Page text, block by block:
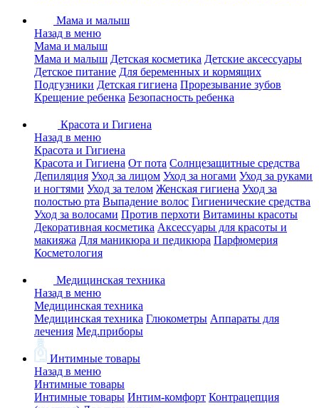
Мама и малыш
Назад в меню
Мама и малыш
Мама и малыш Детская косметика Детские аксессуары
Детское питание Для беременных и кормящих
Подгузники Детская гигиена Прорезывание зубов
Крещение ребенка Безопасность ребенка
Красота и Гигиена
Назад в меню
Красота и Гигиена
Красота и Гигиена От пота Солнцезащитные средства
Депиляция Уход за лицом Уход за ногами Уход за руками
и ногтями Уход за телом Женская гигиена Уход за
полостью рта Выпадение волос Гигиенические средства
Уход за волосами Против перхоти Витамины красоты
Декоративная косметика Аксессуары для красоты и
макияжа Для маникюра и педикюра Парфюмерия
Косметология
Медицинская техника
Назад в меню
Медицинская техника
Медицинская техника Глюкометры Аппараты для
лечения Мед.приборы
Интимные товары
Назад в меню
Интимные товары
Интимные товары Интим-комфорт Контрацепция